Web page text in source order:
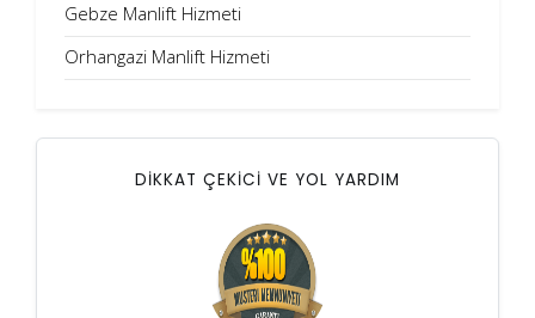
Gebze Manlift Hizmeti
Orhangazi Manlift Hizmeti
DİKKAT ÇEKİCİ VE YOL YARDIM